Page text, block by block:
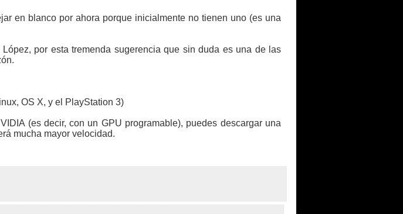
en blanco por ahora porque inicialmente no tienen uno (es una
por esta tremenda sugerencia que sin duda es una de las
OS X, y el PlayStation 3)
(es decir, con un GPU programable), puedes descargar una
mucha mayor velocidad.